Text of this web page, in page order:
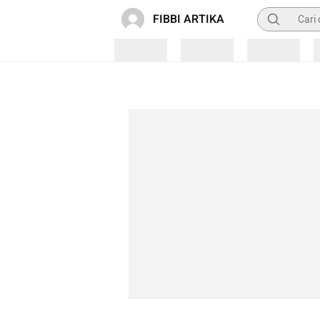
FIBBI ARTIKA Pencarian